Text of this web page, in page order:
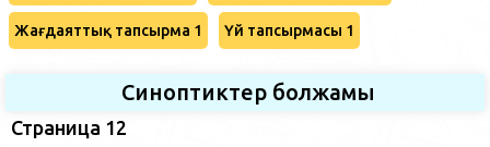
Жағдаяттық тапсырма 1 Үй тапсырмасы 1
Синоптиктер болжамы
Страница 12